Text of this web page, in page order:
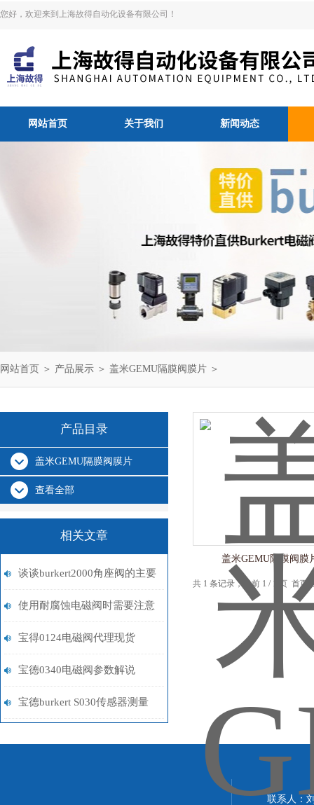
您好，欢迎来到上海故得自动化设备有限公司！
网站首页 关于我们 新闻动态
网站首页 ＞ 产品展示 ＞ 盖米GEMU隔膜阀膜片 ＞
产品目录
盖米GEMU隔膜阀膜片
查看全部
相关文章
谈谈burkert2000角座阀的主要
特点及优势
使用耐腐蚀电磁阀时需要注意
以下事项，以确保其正常运行
和延长使用寿命
宝得0124电磁阀代理现货
宝德0340电磁阀参数解说
宝德burkert S030传感器测量
盖米GEMU隔膜阀膜
共 1 条记录，当前 1 / 1 页 首
联系人：